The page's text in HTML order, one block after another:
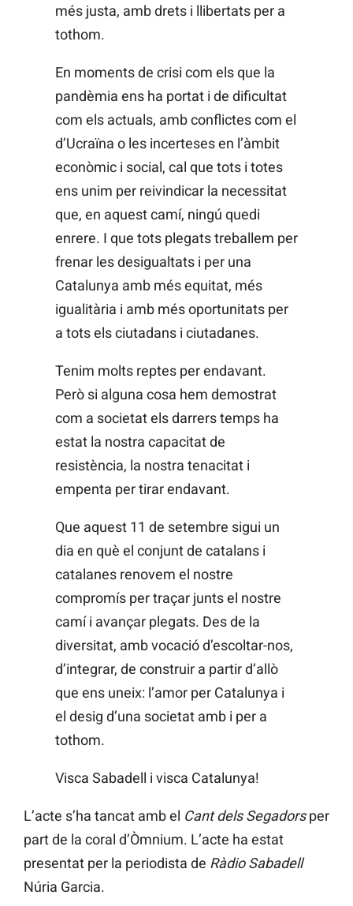
més justa, amb drets i llibertats per a
tothom.
En moments de crisi com els que la
pandèmia ens ha portat i de dificultat
com els actuals, amb conflictes com el
d’Ucraïna o les incerteses en l’àmbit
econòmic i social, cal que tots i totes
ens unim per reivindicar la necessitat
que, en aquest camí, ningú quedi
enrere. I que tots plegats treballem per
frenar les desigualtats i per una
Catalunya amb més equitat, més
igualitària i amb més oportunitats per
a tots els ciutadans i ciutadanes.
Tenim molts reptes per endavant.
Però si alguna cosa hem demostrat
com a societat els darrers temps ha
estat la nostra capacitat de
resistència, la nostra tenacitat i
empenta per tirar endavant.
Que aquest 11 de setembre sigui un
dia en què el conjunt de catalans i
catalanes renovem el nostre
compromís per traçar junts el nostre
camí i avançar plegats. Des de la
diversitat, amb vocació d’escoltar-nos,
d’integrar, de construir a partir d’allò
que ens uneix: l’amor per Catalunya i
el desig d’una societat amb i per a
tothom.
Visca Sabadell i visca Catalunya!
L’acte s’ha tancat amb el Cant dels Segadorsper
part de la coral d’Òmnium. L’acte ha estat
presentat per la periodista de Ràdio Sabadell
Núria Garcia.